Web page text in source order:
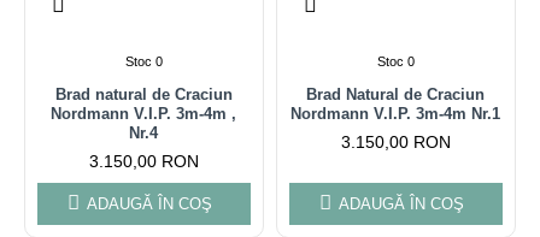
Stoc 0
Brad natural de Craciun
Nordmann V.I.P. 3m-4m ,
Nr.4
3.150,00 RON
ADAUGĂ ÎN COŞ
Stoc 0
Brad Natural de Craciun
Nordmann V.I.P. 3m-4m Nr.1
3.150,00 RON
ADAUGĂ ÎN COŞ